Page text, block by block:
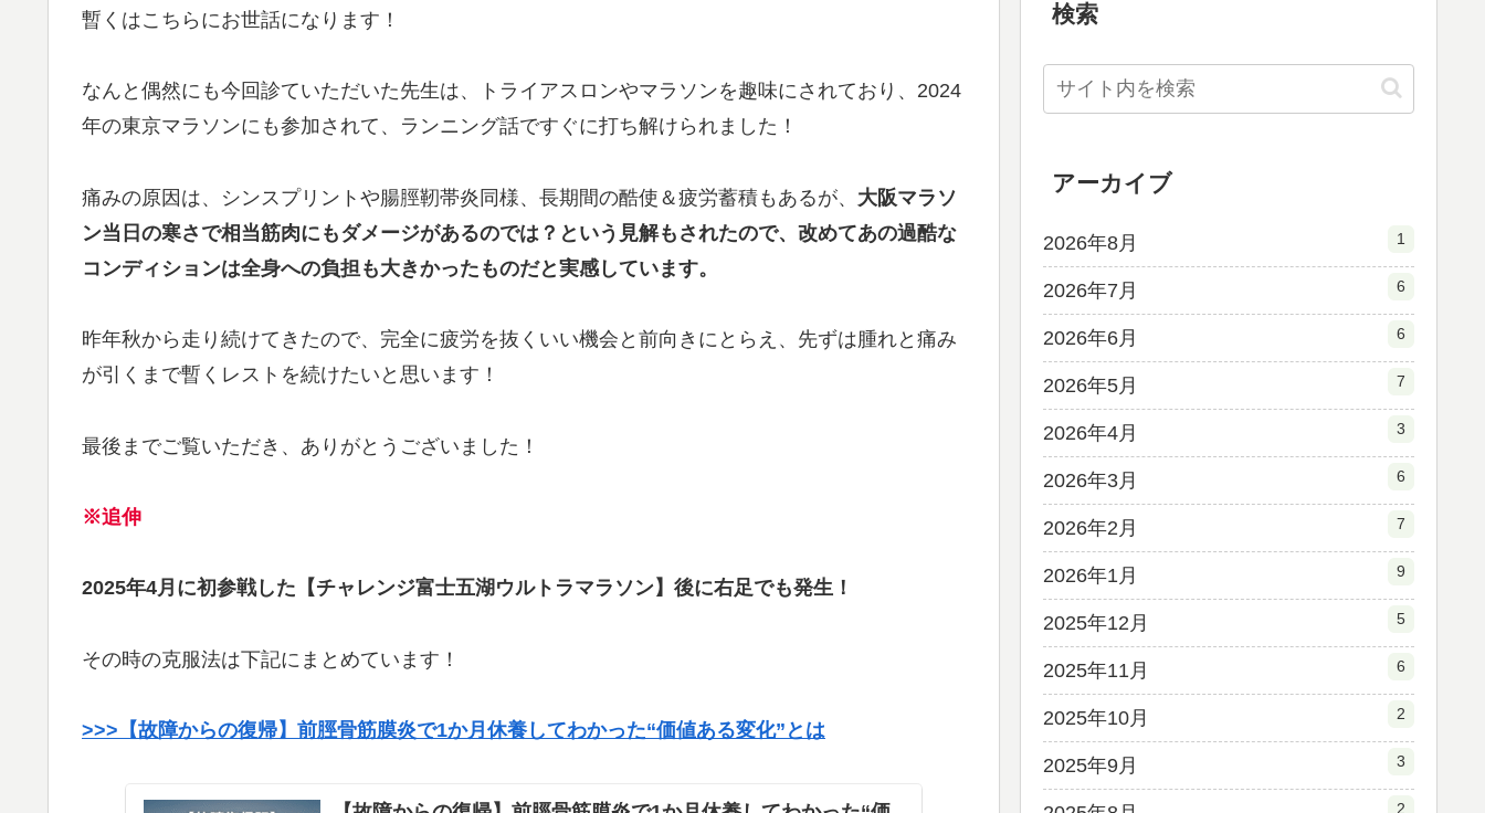
暫くはこちらにお世話になります！
なんと偶然にも今回診ていただいた先生は、トライアスロンやマラソンを趣味にされており、2024
年の東京マラソンにも参加されて、ランニング話ですぐに打ち解けられました！
痛みの原因は、シンスプリントや腸脛靭帯炎同様、長期間の酷使＆疲労蓄積もあるが、 大阪マラソ
ン当日の寒さで相当筋肉にもダメージがあるのでは？という見解もされたので、改めてあの過酷な
コンディションは全身への負担も大きかったものだと実感しています。
昨年秋から走り続けてきたので、完全に疲労を抜くいい機会と前向きにとらえ、先ずは腫れと痛み
が引くまで暫くレストを続けたいと思います！
最後までご覧いただき、ありがとうございました！
※追伸
2025年4月に初参戦した【チャレンジ富士五湖ウルトラマラソン】後に右足でも発生！
その時の克服法は下記にまとめています！
>>>【故障からの復帰】前脛骨筋膜炎で1か月休養してわかった“価値ある変化”とは
検索
アーカイブ
2026年8月 1
2026年7月 6
2026年6月 6
2026年5月 7
2026年4月 3
2026年3月 6
2026年2月 7
2026年1月 9
2025年12月 5
2025年11月 6
2025年10月 2
2025年9月 3
2